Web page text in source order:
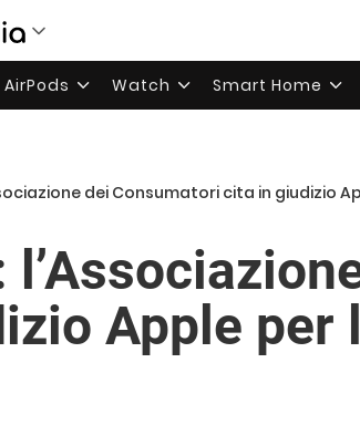
AirPods Watch Smart Home
dei Consumatori cita in giudizio
Apple per